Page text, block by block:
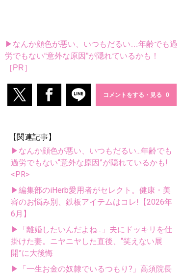
▶なんか顔色が悪い、いつもだるい…年齢でも過
労でもない“意外な原因”が隠れているかも！
［PR］
コメントをする・見る
【関連記事】
▶なんか顔色が悪い、いつもだるい...年齢でも
過労でもない“意外な原因”が隠れているかも!
<PR>
▶編集部のiHerb愛用者がセレクト。健康・美
容のお悩み別、鉄板アイテムはコレ!【2026年
6月】
▶「離婚したいんだよね...」夫にドッキリを仕
掛けた妻。ニヤニヤした直後、“笑えない展
開”に大後悔
▶「一生お金の奴隷でいるつもり?」高須院長